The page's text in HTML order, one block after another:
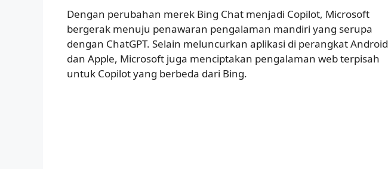
Dengan perubahan merek Bing Chat menjadi Copilot, Microsoft
bergerak menuju penawaran pengalaman mandiri yang serupa
dengan ChatGPT. Selain meluncurkan aplikasi di perangkat Android
dan Apple, Microsoft juga menciptakan pengalaman web terpisah
untuk Copilot yang berbeda dari Bing.